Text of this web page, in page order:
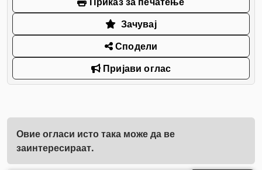
Зачувај
Сподели
Пријави оглас
Овие огласи исто така може да ве
заинтересираат.